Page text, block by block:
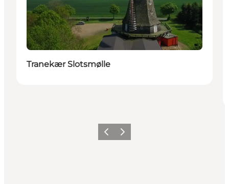
Tranekær Slotsmølle
Föregående
Nästa